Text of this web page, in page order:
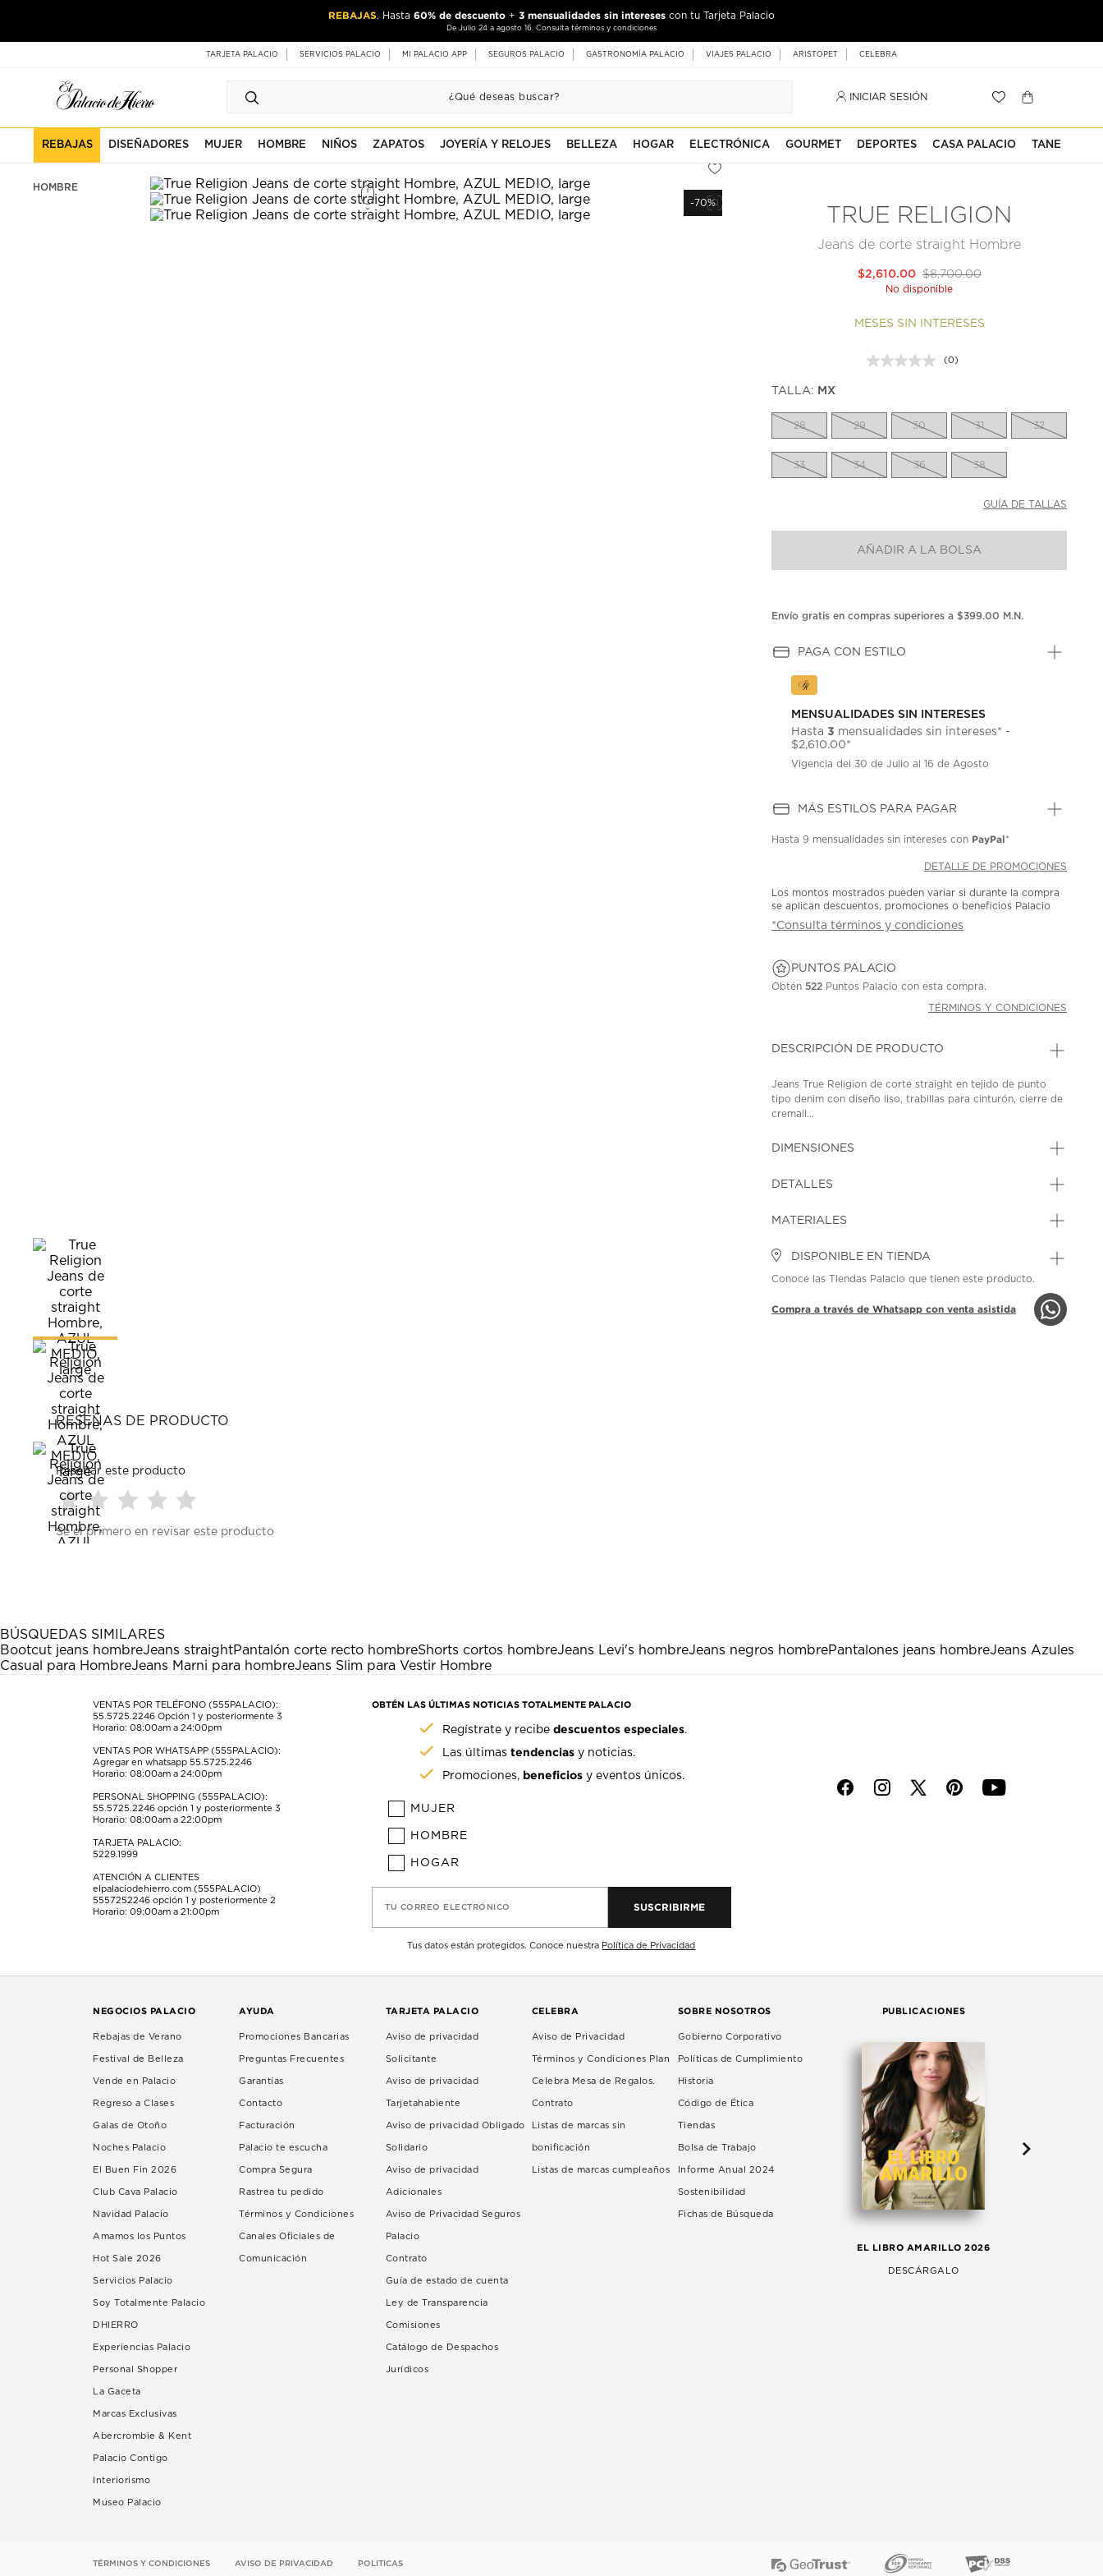
REBAJAS. Hasta 60% de descuento + 3 mensualidades sin intereses con tu Tarjeta Palacio
De Julio 24 a agosto 16. Consulta términos y condiciones
TARJETA PALACIO SERVICIOS PALACIO MI PALACIO APP SEGUROS PALACIO GASTRONOMÍA PALACIO VIAJES PALACIO ARISTOPET CELEBRA
INICIAR SESIÓN
REBAJAS DISEÑADORES MUJER HOMBRE NIÑOS ZAPATOS JOYERÍA Y RELOJES BELLEZA HOGAR ELECTRÓNICA GOURMET DEPORTES CASA PALACIO TANE
HOMBRE
-70%
TRUE RELIGION
Jeans de corte straight Hombre
$8,700.00
$2,610.00
No disponible
MESES SIN INTERESES
Sin
la
misma
(0)
TALLA: MX
28 29 30 31 32
33 34 36 38
GUÍA DE TALLAS
AÑADIR A LA BOLSA
Envío gratis en compras superiores a $399.00 M.N.
PAGA CON ESTILO
MENSUALIDADES SIN INTERESES
Hasta3 mensualidades sin intereses* -
$2,610.00*
Vigencia del 30 de Julio al 16 de Agosto
MÁS ESTILOS PARA PAGAR
Hasta9 mensualidades sin intereses con PayPal*
DETALLE DE PROMOCIONES
Los montos mostrados pueden variar si durante la compra
se aplican descuentos, promociones o beneficios Palacio
*Consulta términos y condiciones
PUNTOS PALACIO
Obtén522 Puntos Palacio con esta compra.
TÉRMINOS Y CONDICIONES
DESCRIPCIÓN DE PRODUCTO
Jeans True Religion de corte straight en tejido de punto
tipo denim con diseño liso, trabillas para cinturón, cierre de
cremall...
DIMENSIONES
DETALLES
MATERIALES
DISPONIBLE EN TIENDA
Conoce las Tiendas Palacio que tienen este producto.
Compra a través de Whatsapp con venta asistida
RESEÑAS DE PRODUCTO
Reseñar este producto
Seleccionar
para
estrella
Esta
acción
abrirá
formulario
Seleccionar
para
estrellas.
Esta
acción
abrirá
formulario
de
para
estrellas.
Esta
acción
abrirá
formulario
de
para
estrellas.
Esta
acción
abrirá
formulario
de
para
Esta
acción
abrirá
formulario
de
envío.
Sé el primero en revisar este producto
BÚSQUEDAS SIMILARES
Bootcut jeans hombreJeans straightPantalón corte recto hombreShorts cortos hombreJeans Levi's hombreJeans negros hombrePantalones jeans hombreJeans Azules
Casual para HombreJeans Marni para hombreJeans Slim para Vestir Hombre
VENTAS POR TELÉFONO (555PALACIO):
55.5725.2246 Opción 1 y posteriormente 3
Horario: 08:00am a 24:00pm
VENTAS POR WHATSAPP (555PALACIO):
Agregar en whatsapp 55.5725.2246
Horario: 08:00am a 24:00pm
PERSONAL SHOPPING (555PALACIO):
55.5725.2246 opción 1 y posteriormente 3
Horario: 08:00am a 22:00pm
TARJETA PALACIO:
5229.1999
ATENCIÓN A CLIENTES
elpalaciodehierro.com (555PALACIO)
5557252246 opción 1 y posteriormente 2
Horario: 09:00am a 21:00pm
OBTÉN LAS ÚLTIMAS NOTICIAS TOTALMENTE PALACIO
Regístrate y recibedescuentos especiales.
Las últimastendencias y noticias.
Promociones, beneficios y eventos únicos.
MUJER
HOMBRE
HOGAR
TU CORREO ELECTRÓNICO SUSCRIBIRME
Tus datos están protegidos. Conoce nuestra Política de Privacidad
f i p y
NEGOCIOS PALACIO
Rebajas de Verano
Festival de Belleza
Vende en Palacio
Regreso a Clases
Galas de Otoño
Noches Palacio
El Buen Fin 2026
Club Cava Palacio
Navidad Palacio
Amamos los Puntos
Hot Sale 2026
Servicios Palacio
Soy Totalmente Palacio
DHIERRO
Experiencias Palacio
Personal Shopper
La Gaceta
Marcas Exclusivas
Abercrombie & Kent
Palacio Contigo
Interiorismo
Museo Palacio
AYUDA
Promociones Bancarias
Preguntas Frecuentes
Garantías
Contacto
Facturación
Palacio te escucha
Compra Segura
Rastrea tu pedido
Términos y Condiciones
Canales Oficiales de
Comunicación
TARJETA PALACIO
Aviso de privacidad
Solicitante
Aviso de privacidad
Tarjetahabiente
Aviso de privacidad Obligado
Solidario
Aviso de privacidad
Adicionales
Aviso de Privacidad Seguros
Palacio
Contrato
Guía de estado de cuenta
Ley de Transparencia
Comisiones
Catálogo de Despachos
Jurídicos
CELEBRA
Aviso de Privacidad
Términos y Condiciones Plan
Celebra Mesa de Regalos.
Contrato
Listas de marcas sin
bonificación
Listas de marcas cumpleaños
SOBRE NOSOTROS
Gobierno Corporativo
Políticas de Cumplimiento
Historia
Código de Ética
Tiendas
Bolsa de Trabajo
Informe Anual 2024
Sostenibilidad
Fichas de Búsqueda
PUBLICACIONES
EL LIBRO AMARILLO 2026
DESCÁRGALO
TÉRMINOS Y CONDICIONES AVISO DE PRIVACIDAD POLITICAS